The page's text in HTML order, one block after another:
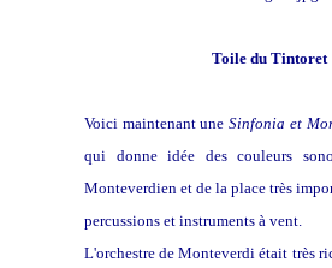
Toile du Tintoret
Voici maintenant uneSinfonia et
qui donne idée des couleurs
Monteverdien et de la place très
percussions et instruments à vent.
L'orchestre de Monteverdi était très